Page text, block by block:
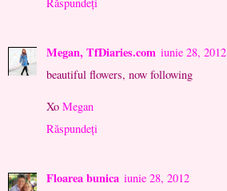
Megan, TfDiaries.com iunie 28, 2012
beautiful flowers, now following
Xo Megan
Răspundeți
Floarea bunica iunie 28, 2012